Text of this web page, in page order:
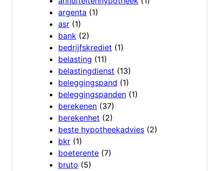
argenta (1)
asr (1)
bank (2)
bedrijfskrediet (1)
belasting (11)
belastingdienst (13)
beleggingspand (1)
beleggingspanden (1)
berekenen (37)
berekenhet (2)
beste hypotheekadvies (2)
bkr (1)
boeterente (7)
bruto (5)